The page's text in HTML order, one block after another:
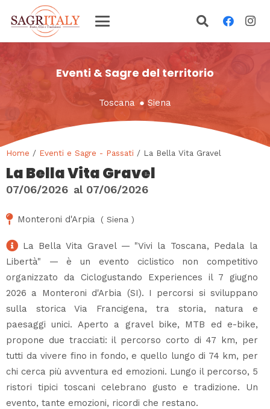
Eventi & Sagre del territorio
Toscana ● Siena
Home / Eventi e Sagre - Passati / La Bella Vita Gravel
La Bella Vita Gravel
07/06/2026 al 07/06/2026
Monteroni d'Arpia ( Siena )
La Bella Vita Gravel — "Vivi la Toscana, Pedala la
Libertà" — è un evento ciclistico non competitivo
organizzato da Ciclogustando Experiences il 7 giugno
2026 a Monteroni d'Arbia (SI). I percorsi si sviluppano
sulla storica Via Francigena, tra storia, natura e
paesaggi unici. Aperto a gravel bike, MTB ed e-bike,
propone due tracciati: il percorso corto di 47 km, per
tutti da vivere fino in fondo, e quello lungo di 74 km, per
chi cerca più avventura ed emozioni. Lungo il percorso, 5
ristori tipici toscani celebrano gusto e tradizione. Un
evento, tante emozioni, ricordi che restano.